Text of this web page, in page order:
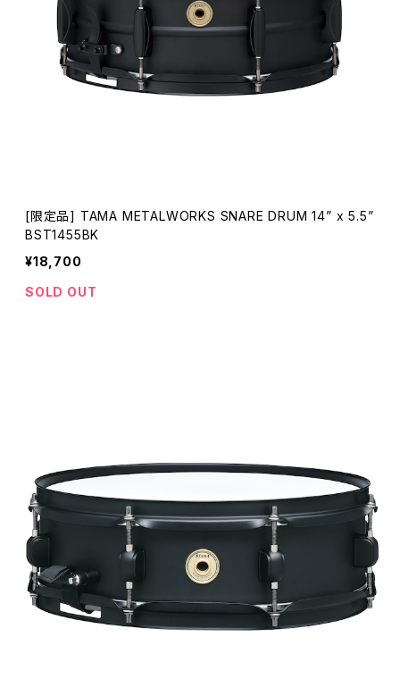
[限定品] TAMA METALWORKS SNARE DRUM 14” x 5.5”
BST1455BK
¥18,700
SOLD OUT